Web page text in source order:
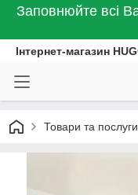
Заповнюйте всі
Інтернет-магазин
Товари та послуги